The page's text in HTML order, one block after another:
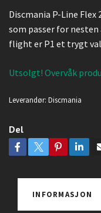
Discmania P-Line
som passer for
flight er P1 et trygt
Utsolgt! Overvåk
Leverandør: Discmania
Del
INFORMASJON